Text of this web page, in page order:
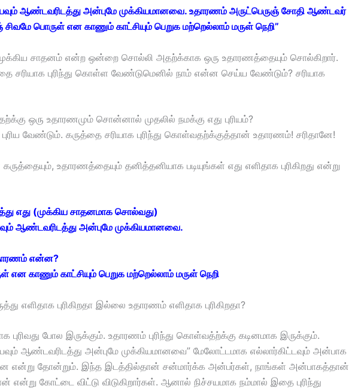
ஆண்டவரிடத்து அன்புமே முக்கியமானவை. உதாரணம் அருட்பெருஞ் சோதி ஆண்டவர்
பொருள் என காணும் காட்சியும் பெறுக மற்றெல்லாம் மருள் நெறி”
சாதனம் என்ற ஒன்றை சொல்லி அதற்க்காக ஒரு உதாரணத்தையும் சொல்கிறார்.
புரிந்து கொள்ள வேண்டுமெனில் நாம் என்ன செய்ய வேண்டும்? சரியாக
ஒரு உதாரணமும் சொன்னால் முதலில் நமக்கு எது புரியம்?
வேண்டும். கருத்தை சரியாக புரிந்து கொள்வதற்க்குத்தான் உதாரணம்! சரிதானே!
உதாரணத்தையும் தனித்தனியாக படியுங்கள் எது எளிதாக புரிகிறது என்று
எது (முக்கிய சாதனமாக சொல்வது)
ஆண்டவரிடத்து அன்புமே முக்கியமானவை.
என்ன?
என காணும் காட்சியும் பெறுக மற்றெல்லாம் மருள் நெறி
எளிதாக புரிகிறதா இல்லை உதாரணம் எளிதாக புரிகிறதா?
புரிவது போல இருக்கும். உதாரணம் புரிந்து கொள்வத்ற்க்கு கடினமாக இருக்கும்.
ஆண்டவரிடத்து அன்புமே முக்கியமானவை” மேலோட்டமாக எல்லார்கிட்டவும் அன்பாக
என்று தோன்றும். இந்த இடத்தில்தான் சன்மார்க்க அன்பர்கள், நாங்கள் அன்பாகத்தான்
என்று கோட்டை விட்டு விடுகிறார்கள். ஆனால் நிச்சயமாக நம்மால் இதை புரிந்து